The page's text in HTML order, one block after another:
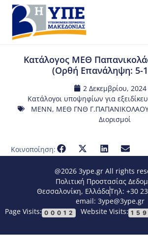
Κατάλογος ΜΕΘ
(Ορθή Επανάληψη: 5-
2 Δεκεμβρίου, 2024
Κατάλογοι υποψηφίων για
ΜΕΝΝ, ΜΕΘ ΓΝΘ
Διορισμοί
Κοινοποίηση:
@2026 3ype.gr All rights
Πολιτική Προστασίας
Θεσσαλονίκη, ΕλλάδαΤηλ: +30
email: 3ype@3ype.gr
Page Visits: 00012 Website Visits: